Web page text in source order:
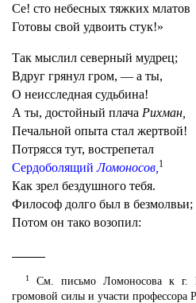
Се! сто небесных тяжких млатов
Готовы свой удвоить стук!»
Так мыслил северный мудрец;
Вдруг грянул гром, — а ты,
О неисследная судьбина!
А ты, достойный плача Рихман,
Печальной опыта стал жертвой!
Потрясся тут, вострепетал
СердоболящийЛомоносов, 1
Как зрел бездушного тебя.
Философ долго был в безмолвьи;
Потом он тако возопил:
1См. письмо Ломоносова к г.
громовой силы и участи профессора